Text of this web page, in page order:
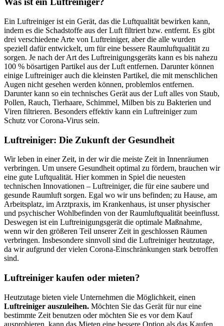
Ein Luftreiniger ist ein Gerät, das die Luftqualität bewirken kann,
indem es die Schadstoffe aus der Luft filtriert bzw. entfernt. Es gibt
drei verschiedene Arte von Luftreiniger, aber die alle wurden
speziell dafür entwickelt, um für eine bessere Raumluftqualität zu
sorgen. Je nach der Art des Luftreinigungsgeräts kann es bis nahezu
100 % bösartigen Partikel aus der Luft entfernen. Darunter können
einige Luftreiniger auch die kleinsten Partikel, die mit menschlichen
Augen nicht gesehen werden können, problemlos entfernen.
Darunter kann so ein technisches Gerät aus der Luft alles von Staub,
Pollen, Rauch, Tierhaare, Schimmel, Milben bis zu Bakterien und
Viren filtrieren. Besonders effektiv kann ein Luftreiniger zum
Schutz vor Corona-Virus sein.
Luftreiniger: Die Zukunft der Gesundheit
Wir leben in einer Zeit, in der wir die meiste Zeit in Innenräumen
verbringen. Um unsere Gesundheit optimal zu fördern, brauchen wir
eine gute Luftqualität. Hier kommen in Spiel die neuesten
technischen Innovationen – Luftreiniger, die für eine saubere und
gesunde Raumluft sorgen. Egal wo wir uns befinden; zu Hause, am
Arbeitsplatz, im Arztpraxis, im Krankenhaus, ist unser physischer
und psychischer Wohlbefinden von der Raumluftqualität beeinflusst.
Deswegen ist ein Luftreinigungsgerät die optimale Maßnahme,
wenn wir den größeren Teil unserer Zeit in geschlossen Räumen
verbringen. Insbesondere sinnvoll sind die Luftreiniger heutzutage,
da wir aufgrund der vielen Corona-Einschränkungen stark betroffen
sind.
Luftreiniger kaufen oder mieten?
Heutzutage bieten viele Unternehmen die Möglichkeit, einen
Luftreiniger auszuleihen. Möchten Sie das Gerät für nur eine
bestimmte Zeit benutzen oder möchten Sie es vor dem Kauf
ausprobieren, kann das Mieten eine bessere Option als das Kaufen